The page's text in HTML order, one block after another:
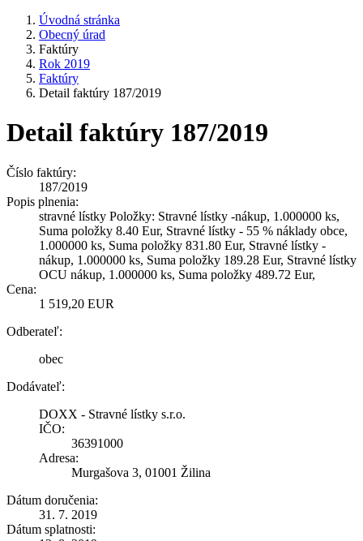
Úvodná stránka
Obecný úrad
Faktúry
Rok 2019
Faktúry
Detail faktúry 187/2019
Detail faktúry 187/2019
Číslo faktúry:
187/2019
Popis plnenia:
stravné lístky Položky: Stravné lístky -nákup, 1.000000 ks,
Suma položky 8.40 Eur, Stravné lístky - 55 % náklady obce,
1.000000 ks, Suma položky 831.80 Eur, Stravné lístky -
nákup, 1.000000 ks, Suma položky 189.28 Eur, Stravné lístky
OCU nákup, 1.000000 ks, Suma položky 489.72 Eur,
Cena:
1 519,20 EUR
Odberateľ:
obec
Dodávateľ:
DOXX - Stravné lístky s.r.o.
IČO:
36391000
Adresa:
Murgašova 3, 01001 Žilina
Dátum doručenia:
31. 7. 2019
Dátum splatnosti: